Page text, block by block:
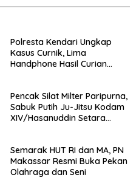
Polresta Kendari Ungkap
Kasus Curnik, Lima
Handphone Hasil Curian
Pencak Silat Milter Paripurna,
Sabuk Putih Ju-Jitsu Kodam
XIV/Hasanuddin Setara
Semarak HUT RI dan MA, PN
Makassar Resmi Buka Pekan
Olahraga dan Seni